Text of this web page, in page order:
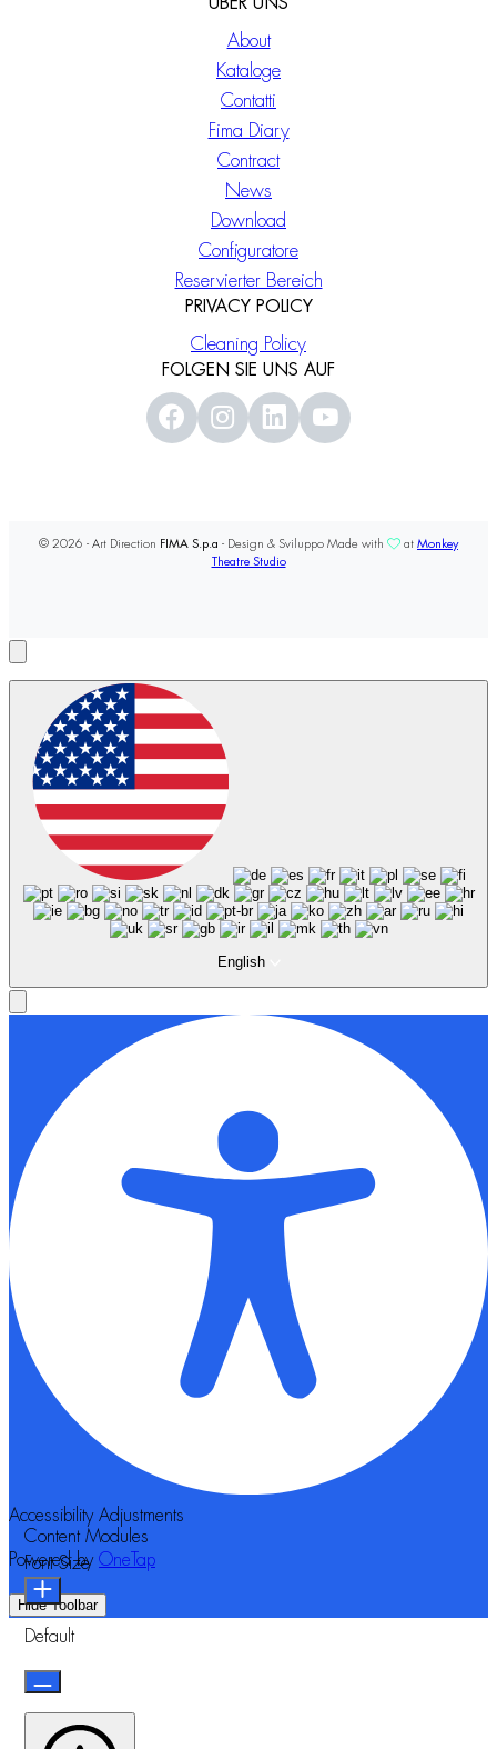
About
Kataloge
Contatti
Fima Diary
Contract
News
Download
Configuratore
Reservierter Bereich
PRIVACY POLICY
Cleaning Policy
FOLGEN SIE UNS AUF
© 2026 - Art Direction FIMA S.p.a - Design & Sviluppo Made with at Monkey
Theatre Studio
English
Accessibility Adjustments
Powered by OneTap
Hide Toolbar
Content Modules
Font Size
Default